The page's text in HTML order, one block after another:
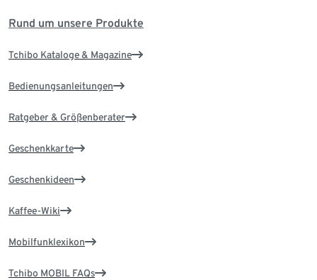
Rund um unsere Produkte
Tchibo Kataloge & Magazine
Bedienungsanleitungen
Ratgeber & Größenberater
Geschenkkarte
Geschenkideen
Kaffee-Wiki
Mobilfunklexikon
Tchibo MOBIL FAQs